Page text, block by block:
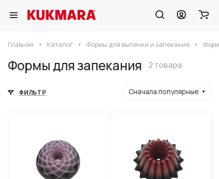
Главная Каталог Формы для выпечки и запекания
Формы для запекания 2 товара
ФИЛЬТР Сначала популярные